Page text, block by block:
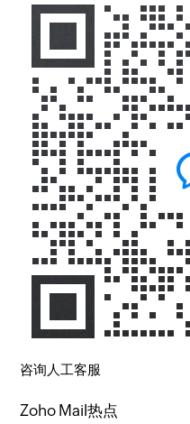
咨询人工客服
Zoho Mail热点